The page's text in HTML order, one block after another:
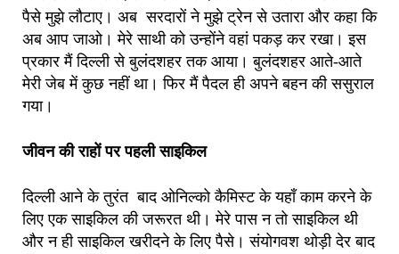
पैसे मुझे लौटाए। अब सरदारों ने मुझे ट्रेन से उतारा और कहा कि
अब आप जाओ। मेरे साथी को उन्होंने वहां पकड़ कर रखा। इस
प्रकार मैं दिल्ली से बुलंदशहर तक आया। बुलंदशहर आते-आते
मेरी जेब में कुछ नहीं था। फिर मैं पैदल ही अपने बहन की ससुराल
गया।
जीवन की राहों पर पहली साइकिल
दिल्ली आने के तुरंत बाद ओनिल्को कैमिस्ट के यहाँ काम करने के
लिए एक साइकिल की जरूरत थी। मेरे पास न तो साइकिल थी
और न ही साइकिल खरीदने के लिए पैसे। संयोगवश थोड़ी देर बाद